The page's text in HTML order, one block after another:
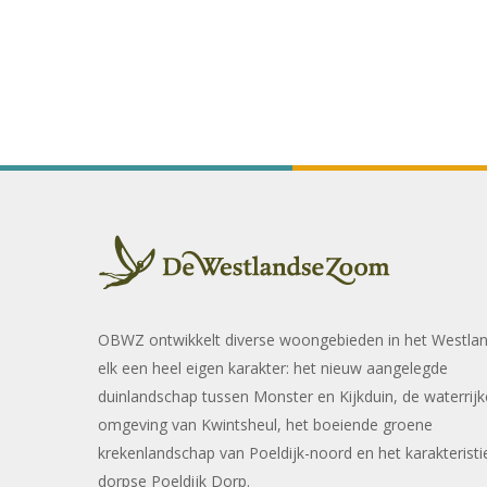
OBWZ ontwikkelt diverse woongebieden in het
elk een heel eigen karakter: het nieuw aangelegde
duinlandschap tussen Monster en Kijkduin, de
omgeving van Kwintsheul, het boeiende groene
krekenlandschap van Poeldijk-noord en het
dorpse Poeldijk Dorp.